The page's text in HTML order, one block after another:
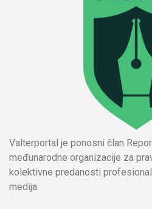
Valterportal je ponosni član
međunarodne organizacije za
kolektivne predanosti
medija.